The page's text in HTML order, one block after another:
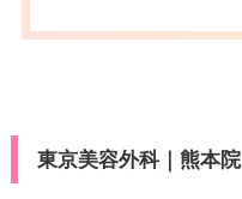
東京美容外科｜熊本院